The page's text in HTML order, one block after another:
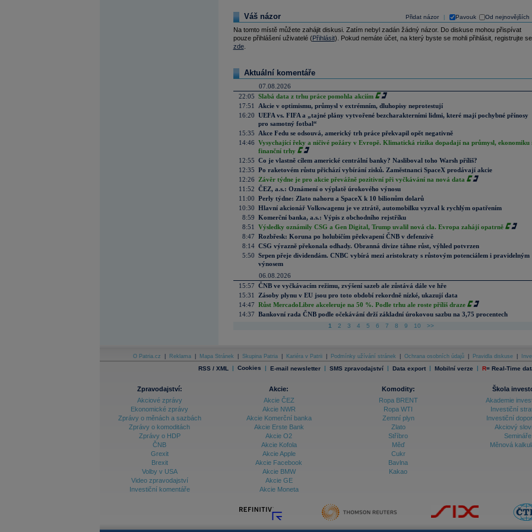
Přidat názor Pavouk Od nejnovějších
Váš názor
Na tomto místě můžete zahájit diskusi. Zatím nebyl zadán žádný názor. Do diskuse mohou přispívat
pouze přihlášení uživatelé (Přihlásit). Pokud nemáte účet, na který byste se mohli přihlásit, registrujte se
zde.
Aktuální komentáře
07.08.2026
22:05 Slabá data z trhu práce pomohla akciím
17:51
Akcie v optimismu, průmysl v extrémním, dluhopisy neprotestují
16:20 UEFA vs. FIFA a „tajné plány vytvořené bezcharakterními lidmi, které mají pochybné přínosy
pro samotný fotbal“
15:35
Akce Fedu se odsouvá, americký trh práce překvapil opět negativně
14:46 Vysychající řeky a ničivé požáry v Evropě. Klimatická rizika dopadají na průmysl, ekonomiku
finanční trhy
12:55 Co je vlastně cílem americké centrální banky? Nasliboval toho Warsh příliš?
12:35 Po raketovém růstu přichází vybírání zisků. Zaměstnanci SpaceX prodávají akcie
12:26
Závěr týdne je pro akcie převážně pozitivní při vyčkávání na nová data
11:52 ČEZ, a.s.: Oznámení o výplatě úrokového výnosu
11:00 Perly týdne: Zlato nahoru a SpaceX k 10 bilionům dolarů
10:30 Hlavní akcionář Volkswagenu je ve ztrátě, automobilku vyzval k rychlým opatřením
8:59 Komerční banka, a.s.: Výpis z obchodního rejstříku
8:51
Výsledky oznámily CSG a Gen Digital, Trump uvalil nová cla. Evropa zahájí opatrně
8:47 Rozbřesk: Koruna po holubičím překvapení ČNB v defenzivě
8:14 CSG výrazně překonala odhady. Obranná divize táhne růst, výhled potvrzen
5:50 Srpen přeje dividendám. CNBC vybírá mezi aristokraty s růstovým potenciálem i pravidelným
výnosem
06.08.2026
15:57 ČNB ve vyčkávacím režimu, zvýšení sazeb ale zůstává dále ve hře
15:31
Zásoby plynu v EU jsou pro toto období rekordně nízké, ukazují data
14:47 Růst MercadoLibre akceleruje na 50 %. Podle trhu ale roste příliš draze
14:37 Bankovní rada ČNB podle očekávání drží základní úrokovou sazbu na 3,75 procentech
1 2 3 4 5 6 7 8 9 10 >>
O Patria.cz Reklama Mapa Stránek Skupina Patria Kariéra v Patrii Podmínky užívání stránek Ochrana osobních údajů Pravidla diskuse
RSS / XML | Cookies | E-mail newsletter | SMS zpravodajství | Data export | Mobilní verze | R= Real-Time
Zpravodajství:
Akciové zprávy
Ekonomické zprávy
Zprávy o měnách a sazbách
Zprávy o komoditách
Zprávy o HDP
ČNB
Grexit
Brexit
Volby v USA
Video zpravodajství
Investiční komentáře
Akcie:
Akcie ČEZ
Akcie NWR
Akcie Komerční banka
Akcie Erste Bank
Akcie O2
Akcie Kofola
Akcie Apple
Akcie Facebook
Akcie BMW
Akcie GE
Akcie Moneta
Komodity:
Ropa BRENT
Ropa WTI
Zemní plyn
Zlato
Stříbro
Měď
Cukr
Bavlna
Kakao
Škola
Akademie
Investiční
Investiční
Akciový
Semináře
Měnová